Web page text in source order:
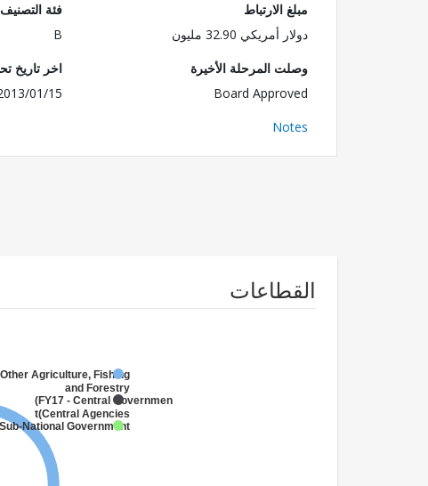
مبلغ الارتباط
دولار أمريكي 32.90 مليون
فئة التصنيف
B
وصلت المرحلة الأخيرة
Board Approved
اخر تاريخ
01/15
Notes
القطاعات
Other Agriculture, Fishing
and Forestry
FY17 - Central Government
(Central Agencies
)
National Government